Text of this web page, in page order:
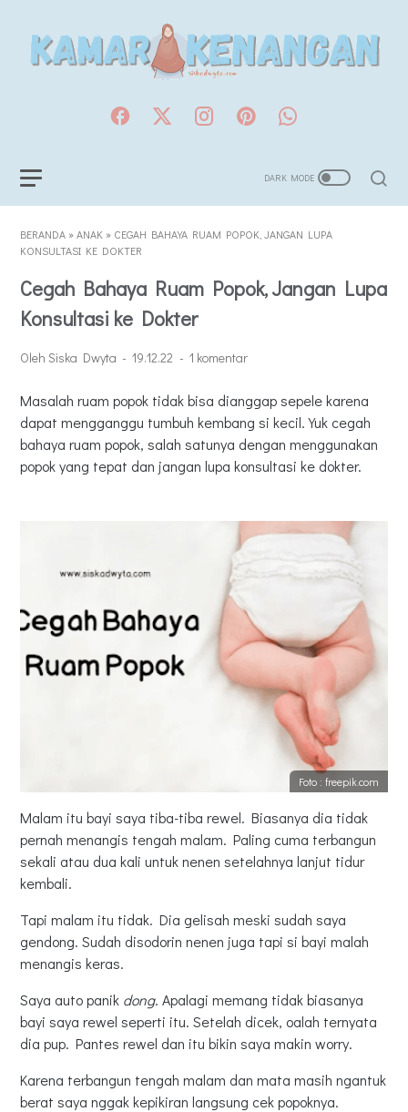
BERANDA »ANAK » CEGAH BAHAYA RUAM POPOK, JANGAN LUPA
KONSULTASI KE DOKTER
Cegah Bahaya Ruam Popok, Jangan Lupa
Konsultasi ke Dokter
Oleh Siska Dwyta 19.12.22 1 komentar
Masalah ruam popok tidak bisa dianggap sepele karena
dapat mengganggu tumbuh kembang si kecil. Yuk cegah
bahaya ruam popok, salah satunya dengan menggunakan
popok yang tepat dan jangan lupa konsultasi ke dokter.
Foto : freepik.com
Malam itu bayi saya tiba-tiba rewel. Biasanya dia tidak
pernah menangis tengah malam. Paling cuma terbangun
sekali atau dua kali untuk nenen setelahnya lanjut tidur
kembali.
Tapi malam itu tidak. Dia gelisah meski sudah saya
gendong. Sudah disodorin nenen juga tapi si bayi malah
menangis keras.
Saya auto panik dong. Apalagi memang tidak biasanya
bayi saya rewel seperti itu. Setelah dicek, oalah ternyata
dia pup. Pantes rewel dan itu bikin saya makin worry.
Karena terbangun tengah malam dan mata masih ngantuk
berat saya nggak kepikiran langsung cek popoknya.